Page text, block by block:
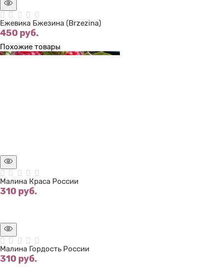
Ежевика Бжезина (Brzezina)
450 руб.
Похожие товары
Малина Краса России
310 руб.
Малина Гордость России
310 руб.